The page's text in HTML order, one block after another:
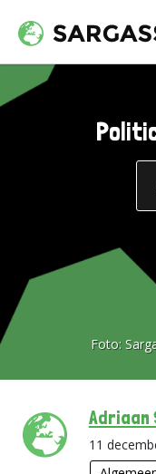
Foto:
11